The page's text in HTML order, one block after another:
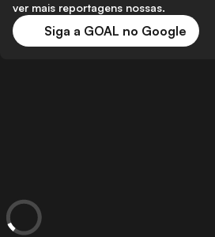
ver mais reportagens nossas.
Siga a GOAL no Google